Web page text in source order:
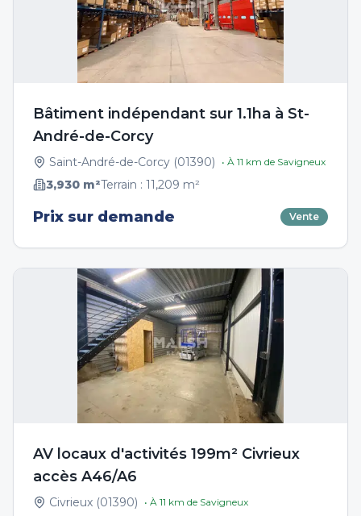
Bâtiment indépendant sur 1.1ha à St-
André-de-Corcy
Saint-André-de-Corcy (01390) • À 11 km de Savigneux
3,930 m²Terrain : 11,209 m²
Prix sur demande Vente
AV locaux d'activités 199m² Civrieux
accès A46/A6
Civrieux (01390) • À 11 km de Savigneux